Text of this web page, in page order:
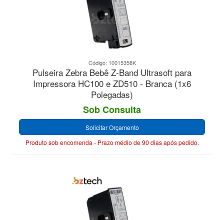
Código: 10015358K
Pulseira Zebra Bebê Z-Band Ultrasoft para
Impressora HC100 e ZD510 - Branca (1x6
Polegadas)
Sob Consulta
Solicitar Orçamento
Produto sob encomenda - Prazo médio de 90 dias após pedido.